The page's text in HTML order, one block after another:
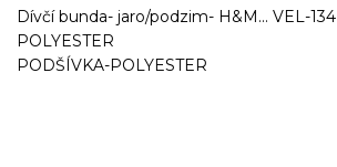
Dívčí bunda- jaro/podzim- H&M... VEL-134
POLYESTER
PODŠÍVKA-POLYESTER